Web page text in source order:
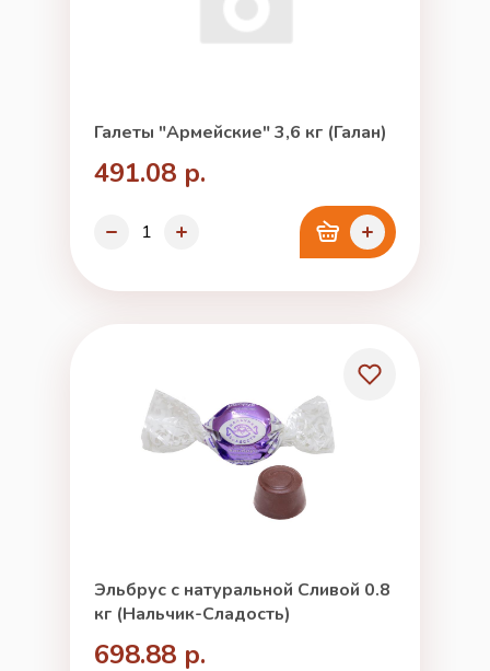
Галеты "Армейские" 3,6 кг (Галан)
491.08 р.
Эльбрус с натуральной Сливой 0.8
кг (Нальчик-Сладость)
698.88 р.